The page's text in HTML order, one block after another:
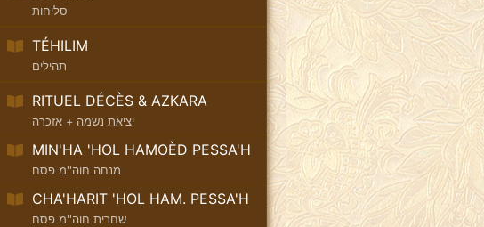
סליחות
TÉHILIM
תהילים
RITUEL DÉCÈS & AZKARA
יציאת נשמה + אזכרה
MIN'HA 'HOL HAMOÈD PESSA'H
מנחה חוה''מ פסח
CHA'HARIT 'HOL HAM. PESSA'H
שחרית חוה''מ פסח